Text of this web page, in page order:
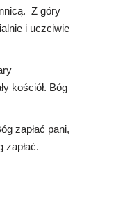
Z góry
i uczciwie
kościół. Bóg
zapłać pani,
zapłać.